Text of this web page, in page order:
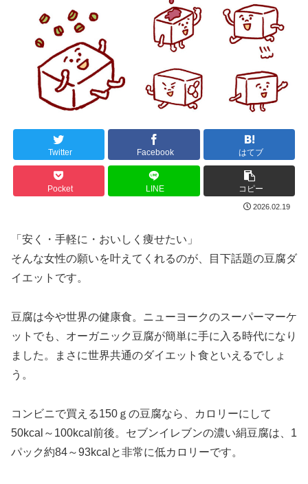
Twitter Facebook はてブ
Pocket LINE コピー
2026.02.19
「安く・手軽に・おいしく痩せたい」
そんな女性の願いを叶えてくれるのが、目下話題の豆腐ダ
イエットです。
豆腐は今や世界の健康食。ニューヨークのスーパーマーケ
ットでも、オーガニック豆腐が簡単に手に入る時代になり
ました。まさに世界共通のダイエット食といえるでしょ
う。
コンビニで買える150ｇの豆腐なら、カロリーにして
50kcal～100kcal前後。セブンイレブンの濃い絹豆腐は、1
パック約84～93kcalと非常に低カロリーです。